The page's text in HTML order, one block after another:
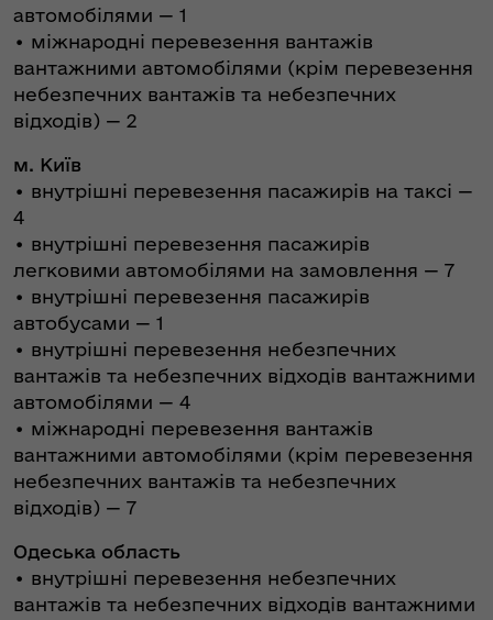
автомобілями — 1
• міжнародні перевезення вантажів
вантажними автомобілями (крім перевезення
небезпечних вантажів та небезпечних
відходів) — 2
м. Київ
• внутрішні перевезення пасажирів на таксі —
4
• внутрішні перевезення пасажирів
легковими автомобілями на замовлення — 7
• внутрішні перевезення пасажирів
автобусами — 1
• внутрішні перевезення небезпечних
вантажів та небезпечних відходів вантажними
автомобілями — 4
• міжнародні перевезення вантажів
вантажними автомобілями (крім перевезення
небезпечних вантажів та небезпечних
відходів) — 7
Одеська область
• внутрішні перевезення небезпечних
вантажів та небезпечних відходів вантажними